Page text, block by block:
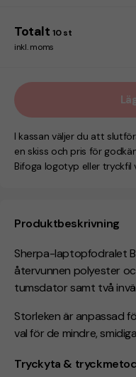
Produktbeskrivning
Sherpa-laptopfodralet
återvunnen polyester
tumsdator samt två
Storleken är anpassad
val för de mindre,
Tryckyta &
Totalt 10 st
inkl. moms
I kassan väljer du att
en skiss och pris för
Bifoga logotyp eller tryckfil